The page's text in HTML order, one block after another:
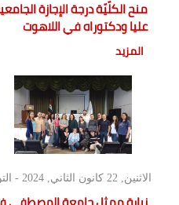
منح الكلّيّة درجة الإجازة
عليا ودكتوراه في اللاهوت
المزيد
الاثنين, 22 كانون الثاني, 2024 - التوقيت